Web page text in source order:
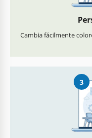
Cambia fácilmente
3